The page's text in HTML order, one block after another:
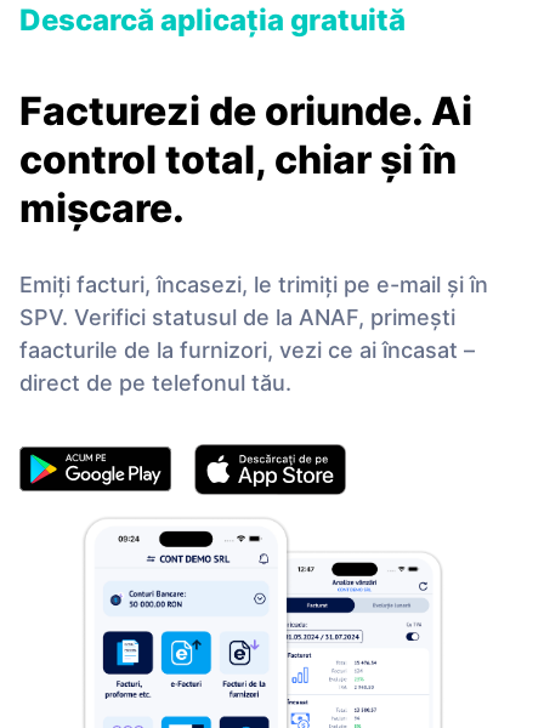
Descarcă aplicaţia gratuită
Facturezi de oriunde. Ai
control total, chiar și în
mișcare.
Emiți facturi, încasezi, le trimiți pe e-mail și în
SPV. Verifici statusul de la ANAF, primești
faacturile de la furnizori, vezi ce ai încasat –
direct de pe telefonul tău.